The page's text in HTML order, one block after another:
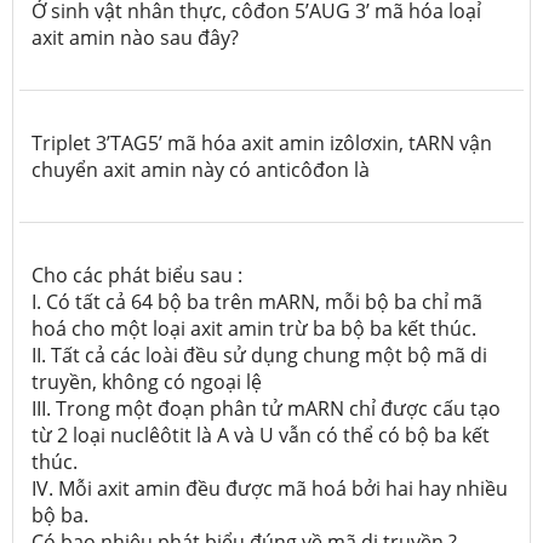
Ở sinh vật nhân thực, côđon 5’AUG 3’ mã hóa loạỉ
axit amin nào sau đây?
Triplet 3’TAG5’ mã hóa axit amin izôlơxin, tARN vận
chuyển axit amin này có anticôđon là
Cho các phát biểu sau :
I. Có tất cả 64 bộ ba trên mARN, mỗi bộ ba chỉ mã
hoá cho một loại axit amin trừ ba bộ ba kết thúc.
II. Tất cả các loài đều sử dụng chung một bộ mã di
truyền, không có ngoại lệ
III. Trong một đoạn phân tử mARN chỉ được cấu tạo
từ 2 loại nuclêôtit là A và U vẫn có thể có bộ ba kết
thúc.
IV. Mỗi axit amin đều được mã hoá bởi hai hay nhiều
bộ ba.